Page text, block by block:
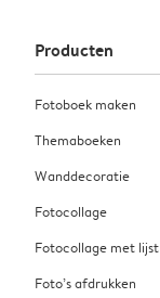
Producten
Fotoboek maken
Themaboeken
Wanddecoratie
Fotocollage
Fotocollage met lijst
Foto’s afdrukken